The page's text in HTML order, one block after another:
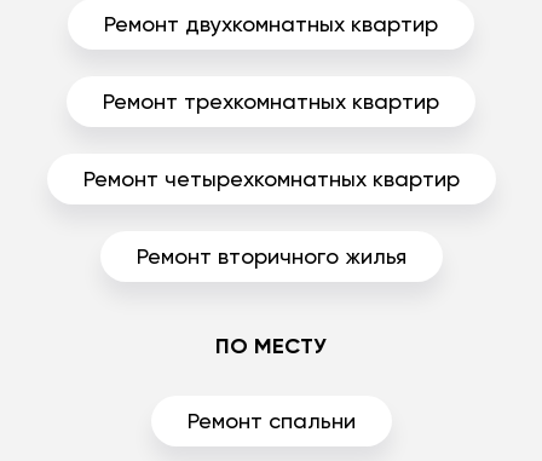
Ремонт двухкомнатных квартир
Ремонт трехкомнатных квартир
Ремонт четырехкомнатных квартир
Ремонт вторичного жилья
ПО МЕСТУ
Ремонт спальни